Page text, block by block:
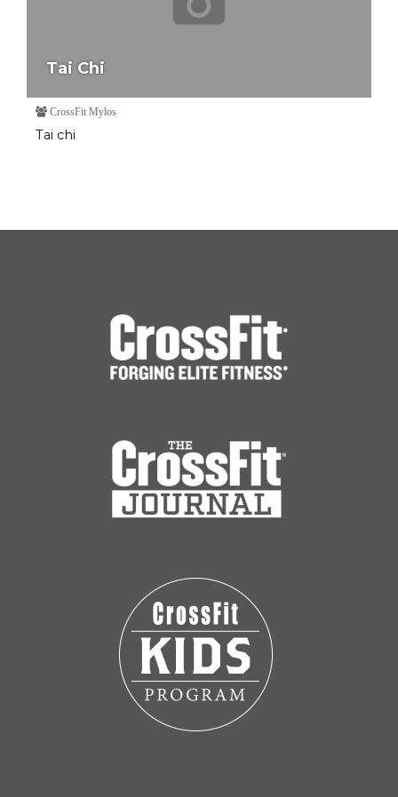
Tai Chi
CrossFit Mylos
Tai chi